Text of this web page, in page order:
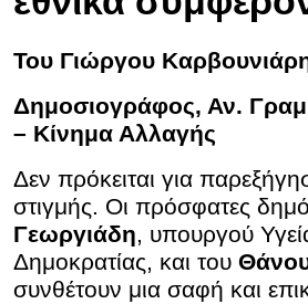
Του Γιώργου
Δημοσιογράφος, Αν.
– Κίνημα Αλλαγής
Δεν πρόκειται για
στιγμής. Οι πρόσφατες
Γεωργιάδη, υπουργού
Δημοκρατίας, και του
συνθέτουν μια σαφή και